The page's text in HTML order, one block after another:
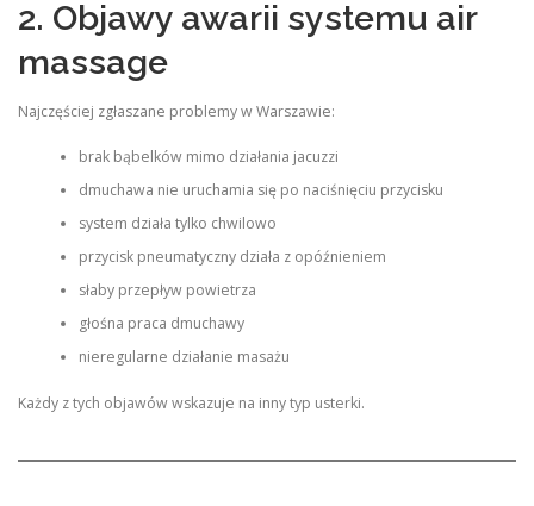
2. Objawy awarii systemu air
massage
Najczęściej zgłaszane problemy w Warszawie:
brak bąbelków mimo działania jacuzzi
dmuchawa nie uruchamia się po naciśnięciu przycisku
system działa tylko chwilowo
przycisk pneumatyczny działa z opóźnieniem
słaby przepływ powietrza
głośna praca dmuchawy
nieregularne działanie masażu
Każdy z tych objawów wskazuje na inny typ usterki.